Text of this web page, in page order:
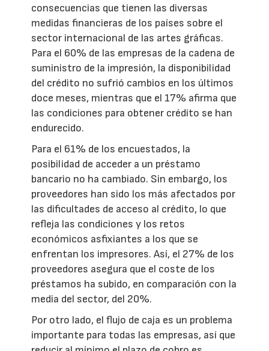
consecuencias que tienen las diversas
medidas financieras de los países sobre el
sector internacional de las artes gráficas.
Para el 60% de las empresas de la cadena de
suministro de la impresión, la disponibilidad
del crédito no sufrió cambios en los últimos
doce meses, mientras que el 17% afirma que
las condiciones para obtener crédito se han
endurecido.
Para el 61% de los encuestados, la
posibilidad de acceder a un préstamo
bancario no ha cambiado. Sin embargo, los
proveedores han sido los más afectados por
las dificultades de acceso al crédito, lo que
refleja las condiciones y los retos
económicos asfixiantes a los que se
enfrentan los impresores. Así, el 27% de los
proveedores asegura que el coste de los
préstamos ha subido, en comparación con la
media del sector, del 20%.
Por otro lado, el flujo de caja es un problema
importante para todas las empresas, así que